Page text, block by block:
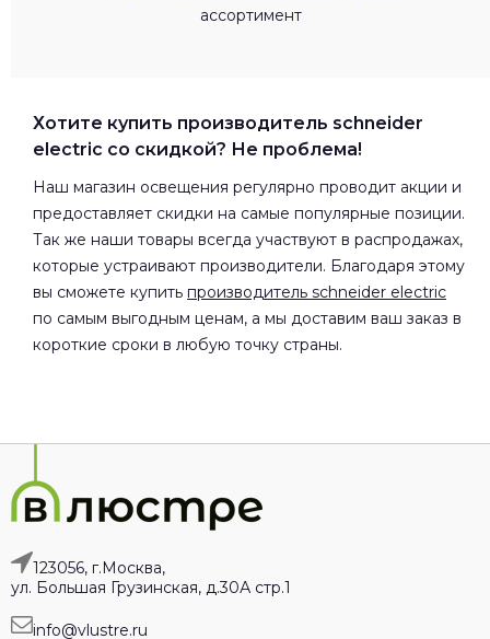
ассортимент
Хотите купить производитель schneider
electric со скидкой? Не проблема!
Наш магазин освещения регулярно проводит акции и
предоставляет скидки на самые популярные позиции.
Так же наши товары всегда участвуют в распродажах,
которые устраивают производители. Благодаря этому
вы сможете купить производитель schneider electric
по самым выгодным ценам, а мы доставим ваш заказ в
короткие сроки в любую точку страны.
123056, г.Москва,
ул. Большая Грузинская, д.30А стр.1
info@vlustre.ru